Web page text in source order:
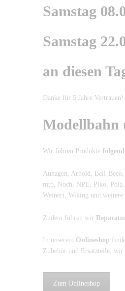
Samstag
Samstag
an diesen
Danke für 5 Jahre Vertrauen!
Modellbahn
Wir führen Produkte
Auhagen, Arnold, Beli-
mtb, Noch, NPE, Piko,
Weinert, Wiking und weitere.
Zudem führen wir
In unserem Onlineshop
Zubehör und Ersatzteile, wir
Zum Onlineshop